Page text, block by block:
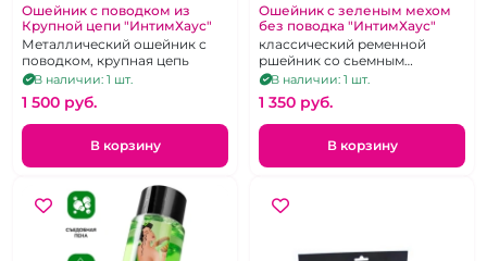
Ошейник с поводком из
Крупной цепи "ИнтимХаус"
Металлический ошейник с
поводком, крупная цепь
В наличии: 1 шт.
1 500 pуб.
В корзину
Ошейник с зеленым мехом
без поводка "ИнтимХаус"
классический ременной
ршейник со сьемным
зеленым мехом
В наличии: 1 шт.
1 350 pуб.
В корзину